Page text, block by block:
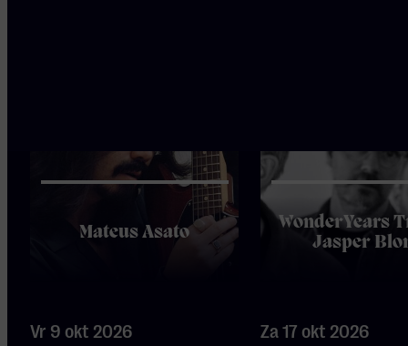
Mateus Asato
Vr 9 okt 2026
WonderYears
Jasper
Za 17 okt 2026